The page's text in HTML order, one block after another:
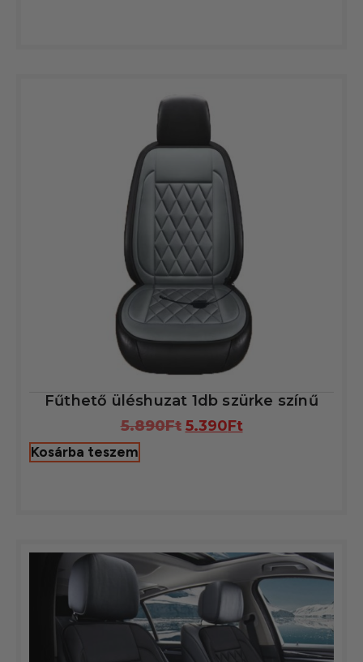
Fűthető üléshuzat 1db szürke színű
5.890Ft 5.390Ft
Kosárba teszem